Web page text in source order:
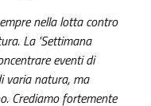
nella lotta contro
La 'Settimana
eventi di
varia natura, ma
Crediamo fortemente